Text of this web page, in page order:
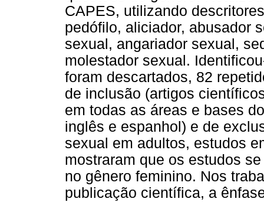
CAPES, utilizando
pedófilo, aliciador, abusador
sexual, angariador sexual,
molestador sexual.
foram descartados, 82
de inclusão (artigos
em todas as áreas e bases
inglês e espanhol) e de
sexual em adultos, estudos
mostraram que os estudos
no gênero feminino. Nos
publicação científica, a